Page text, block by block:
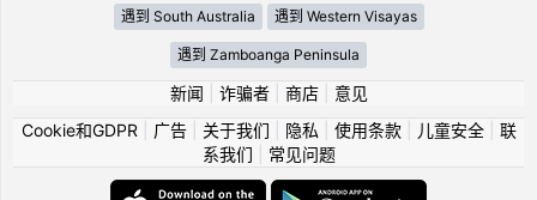
遇到 South Australia 遇到 Western Visayas
遇到 Zamboanga Peninsula
新闻 诈骗者| 商店| 意见
Cookie和GDPR
广告| 关于我们 隐私 使用条款| 儿童安全| 联
系我们
常见问题